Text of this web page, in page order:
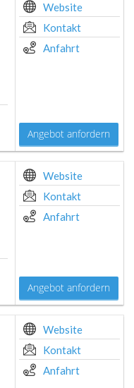
Website
Kontakt
Anfahrt
Angebot anfordern
Website
Kontakt
Anfahrt
Angebot anfordern
Website
Kontakt
Anfahrt